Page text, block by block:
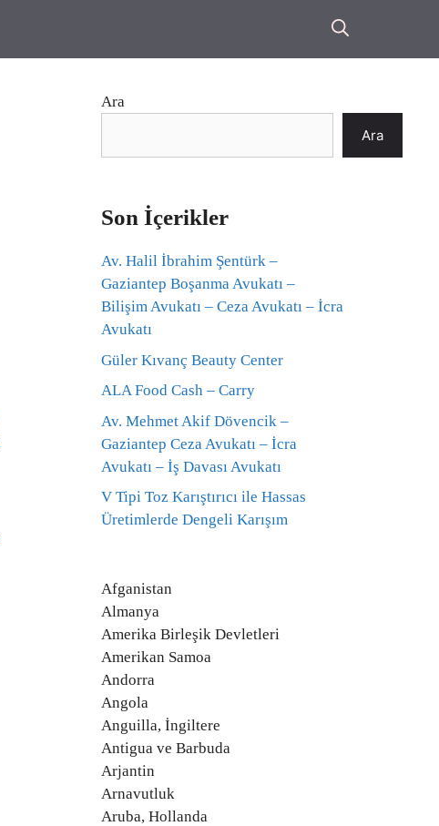
Ara
Ara
Son İçerikler
Av. Halil İbrahim Şentürk –
Gaziantep Boşanma Avukatı –
Bilişim Avukatı – Ceza Avukatı – İcra
Avukatı
Güler Kıvanç Beauty Center
ALA Food Cash – Carry
Av. Mehmet Akif Dövencik –
Gaziantep Ceza Avukatı – İcra
Avukatı – İş Davası Avukatı
V Tipi Toz Karıştırıcı ile Hassas
Üretimlerde Dengeli Karışım
Afganistan
Almanya
Amerika Birleşik Devletleri
Amerikan Samoa
Andorra
Angola
Anguilla, İngiltere
Antigua ve Barbuda
Arjantin
Arnavutluk
Aruba, Hollanda